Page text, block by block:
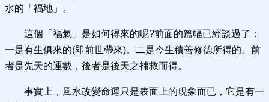
水的「福地」。
這個「福氣」是如何得來的呢?前面的篇幅已經談過了：
一是有生俱來的(即前世帶來)。二是今生積善修德所得的。前
者是先天的運數，後者是後天之補救而得。
事實上，風水改變命運只是表面上的現象而已，它是有一